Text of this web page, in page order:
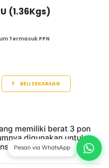
(1.36Kgs)
Termasuk PPN
BELI SEKARANG
memiliki berat 3 pon
digunakan untuk
Pesan via WhatsApp